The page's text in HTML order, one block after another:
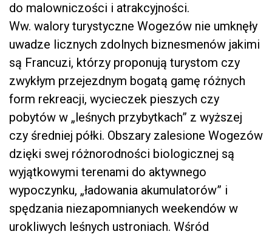
do malowniczości i atrakcyjności.
Ww. walory turystyczne Wogezów nie umknęły
uwadze licznych zdolnych biznesmenów jakimi
są Francuzi, którzy proponują turystom czy
zwykłym przejezdnym bogatą gamę różnych
form rekreacji, wycieczek pieszych czy
pobytów w „leśnych przybytkach” z wyższej
czy średniej półki. Obszary zalesione Wogezów
dzięki swej różnorodności biologicznej są
wyjątkowymi terenami do aktywnego
wypoczynku, „ładowania akumulatorów” i
spędzania niezapomnianych weekendów w
urokliwych leśnych ustroniach. Wśród